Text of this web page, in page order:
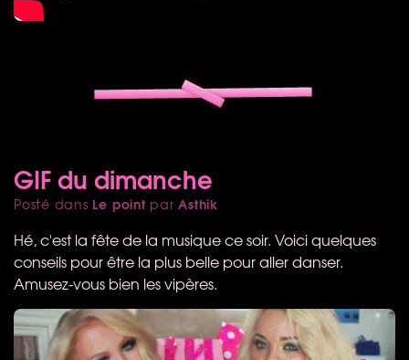
GIF du dimanche
Posté dans Le point parAsthik
Hé, c'est la fête de la musique ce soir. Voici quelques
conseils pour être la plus belle pour aller danser.
Amusez-vous bien les vipères.